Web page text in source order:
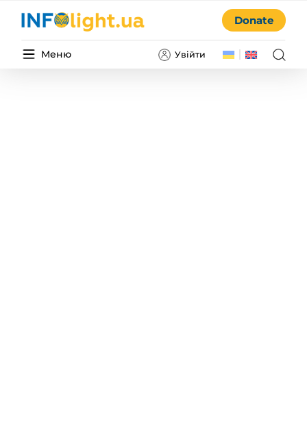
Меню Увійти
Donate